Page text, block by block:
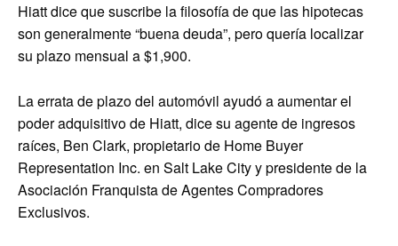
Hiatt dice que suscribe la filosofía de que las hipotecas
son generalmente “buena deuda”, pero quería localizar
su plazo mensual a $1,900.
La errata de plazo del automóvil ayudó a aumentar el
poder adquisitivo de Hiatt, dice su agente de ingresos
raíces, Ben Clark, propietario de Home Buyer
Representation Inc. en Salt Lake City y presidente de la
Asociación Franquista de Agentes Compradores
Exclusivos.